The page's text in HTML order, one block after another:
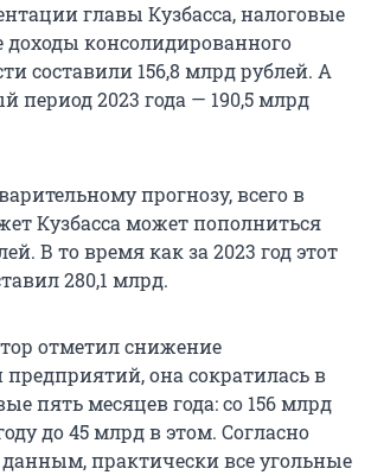
главы Кузбасса, налоговые
доходы консолидированного
составили 156,8 млрд рублей. А
период 2023 года — 190,5 млрд
прогнозу, всего в
Кузбасса может пополниться
В то время как за 2023 год этот
280,1 млрд.
отметил снижение
она сократилась в
пять месяцев года: со 156 млрд
до 45 млрд в этом. Согласно
практически все угольные